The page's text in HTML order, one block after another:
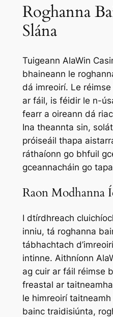
Roghanna
Slána
Tuigeann AlaWin
bhaineann le
dá imreoirí. Le
ar fáil, is féidir le n-
fearr a oireann dá
Ina theannta sin,
próiseáil thapa
ráthaíonn go bhfuil
gceannacháin go
Raon Modhanna
I dtírdhreach
inniu, tá roghanna
tábhachtach
intinne. Aithníonn
ag cuir ar fáil réimse
freastal ar
le himreoirí
bainc traidisiúnta,